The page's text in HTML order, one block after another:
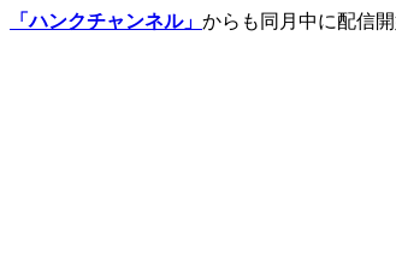
「ハンクチャンネル」 からも同月中に配信開